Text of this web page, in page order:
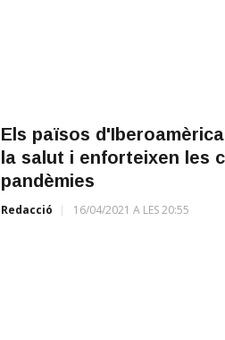
Els països
la salut i enforteixen les
pandèmies
Redacció 16/04/2021 A LES 20:55